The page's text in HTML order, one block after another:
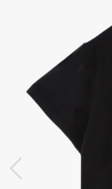
前の画像